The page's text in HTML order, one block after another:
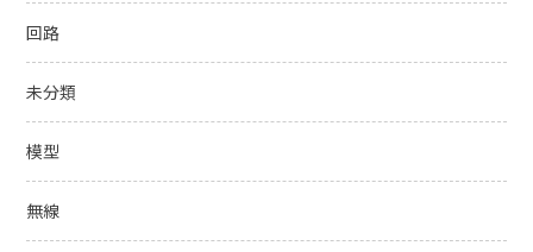
回路
未分類
模型
無線